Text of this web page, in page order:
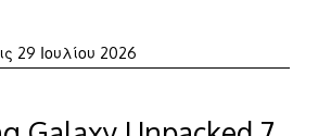
29 Ιουλίου 202629